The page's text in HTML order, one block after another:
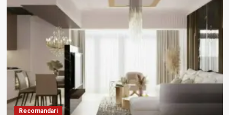
Recomandari